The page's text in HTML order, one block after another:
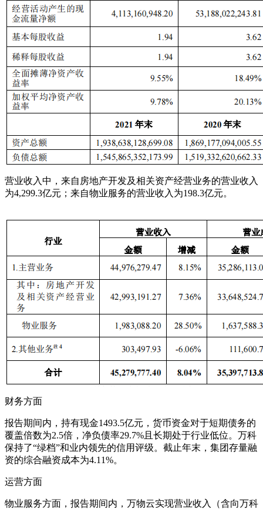
营业收入中，来自房地产开发及相关资产经营业务的营业收入
为4,299.3亿元；来自物业服务的营业收入为198.3亿元。
财务方面
报告期间内，持有现金1493.5亿元，货币资金对于短期债务的
覆盖倍数为2.5倍，净负债率29.7%且长期处于行业低位。万科
保持了“绿档”和业内领先的信用评级。截止年末，集团存量融
资的综合融资成本为4.11%。
运营方面
物业服务方面，报告期间内，万物云实现营业收入（含向万科